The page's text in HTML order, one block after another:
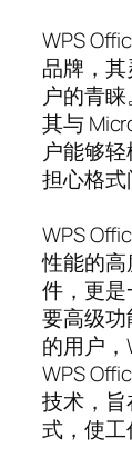
WPS
品牌，
户的青
其与
户能够
担心格式
WPS
性能的
件，更
要高级
的用户，
WPS
技术，
式，使工